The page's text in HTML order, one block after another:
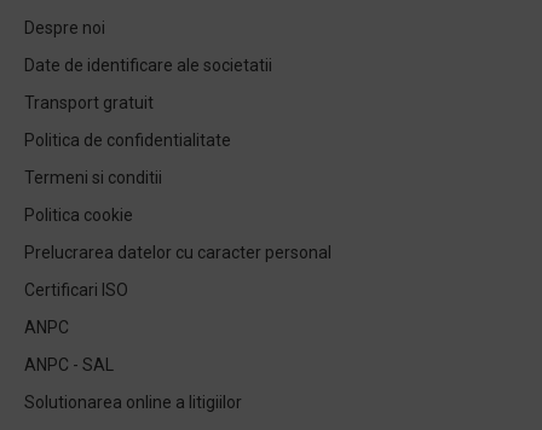
Despre noi
Date de identificare ale societatii
Transport gratuit
Politica de confidentialitate
Termeni si conditii
Politica cookie
Prelucrarea datelor cu caracter personal
Certificari ISO
ANPC
ANPC - SAL
Solutionarea online a litigiilor